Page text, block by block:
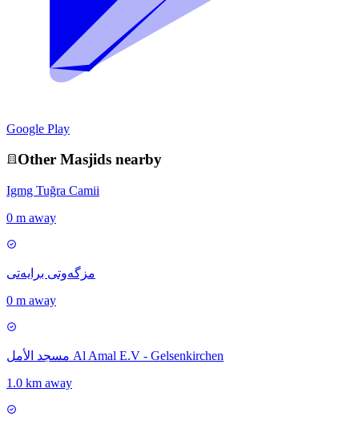
Google Play
Other Masjids nearby
Igmg Tuğra Camii
0 m away
مزگەوتی برایەتی
0 m away
مسجد الأمل Al Amal E.V - Gelsenkirchen
1.0 km away